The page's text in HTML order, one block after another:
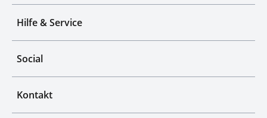
Hilfe & Service
Social
Kontakt